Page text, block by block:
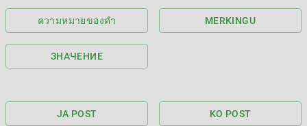
ความหมายของคำ MERKINGU
ЗНАЧЕНИЕ
JA POST KO POST